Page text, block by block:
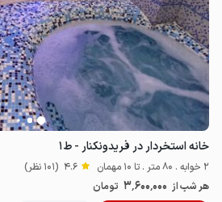
خانه استخردار در فریدونکنار - ط۱
2 خوابه . 80 متر . تا 10 مهمان 4.6 (101 نظر)
هر شب از 3٬600٬000 تومان